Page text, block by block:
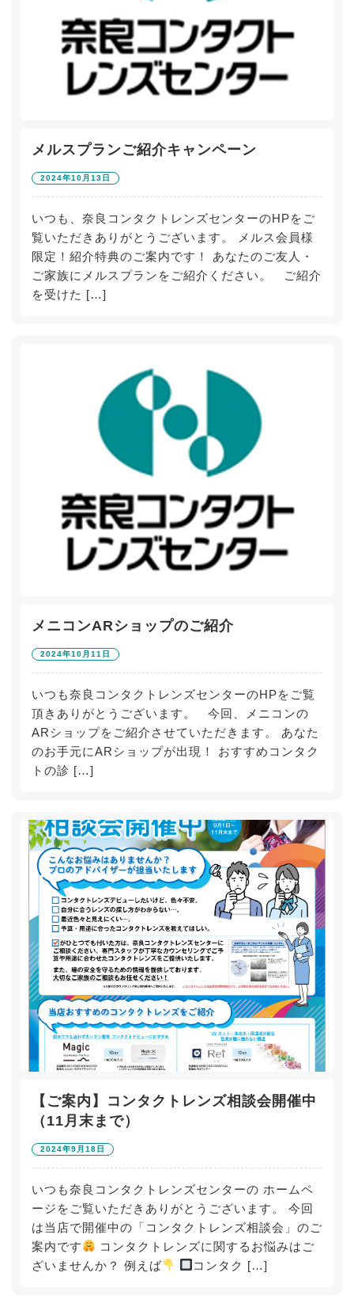
メルスプランご紹介キャンペーン
2024年10月13日
いつも、奈良コンタクトレンズセンターのHPをご
覧いただきありがとうございます。 メルス会員様
限定！紹介特典のご案内です！ あなたのご友人・
ご家族にメルスプランをご紹介ください。 ご紹介
を受けた […]
メニコンARショップのご紹介
2024年10月11日
いつも奈良コンタクトレンズセンターのHPをご覧
頂きありがとうございます。 今回、メニコンの
ARショップをご紹介させていただきます。 あなた
のお手元にARショップが出現！ おすすめコンタク
トの診 […]
【ご案内】コンタクトレンズ相談会開催中
（11月末まで）
2024年9月18日
いつも奈良コンタクトレンズセンターの ホームペ
ージをご覧いただきありがとうございます。 今回
は当店で開催中の「コンタクトレンズ相談会」のご
案内です
コンタクトレンズに関するお悩みはご
ざいませんか？ 例えば
コンタク […]